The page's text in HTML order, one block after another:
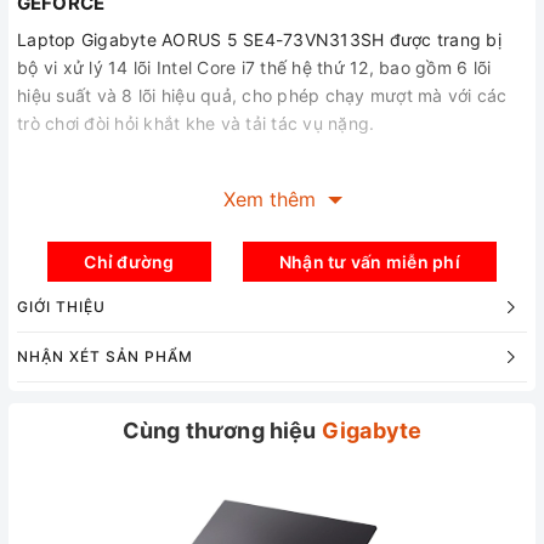
Laptop Gigabyte AORUS 5 SE4-73VN313SH được trang bị
bộ vi xử lý 14 lõi Intel Core i7 thế hệ thứ 12, bao gồm 6 lõi
hiệu suất và 8 lõi hiệu quả, cho phép chạy mượt mà với các
trò chơi đòi hỏi khắt khe và tải tác vụ nặng.
GPU máy tính NVIDIA GeForce RTX 30 Series cung cấp năng
game thủ và người sáng tạo. Chúng được xây dựng với
Ampere – kiến ​​trúc RTX thế hệ thứ 2 của NVIDIA – để mang
đến cho bạn đồ họa theo dõi tia chân thực nhất và các tính
mới sử dụng AI để cho phép máy tính xách tay mỏng, hiệu
Laptop Gigabyte AORUS 5 SE4-73VN313SH được thiết kế 3
viền mỏng 3mm, tốc độ làm mới cao với độ phân giải FHD
Xem thêm
Chỉ đường Nhận tư vấn miễn phí
GIỚI THIỆU
NHẬN XÉT SẢN PHẨM
Cùng thương hiệu Gigabyte